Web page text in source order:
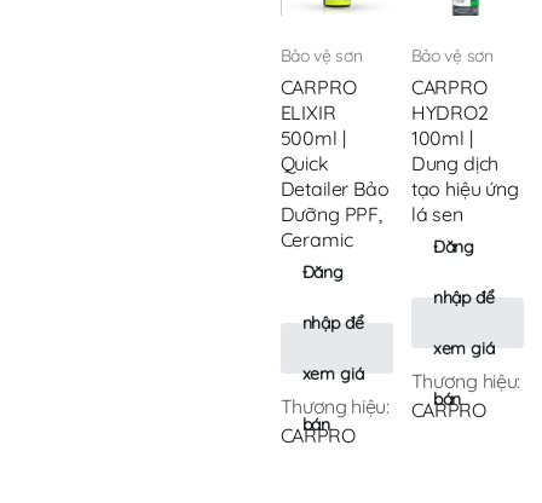
Bảo vệ sơn
CARPRO
ELIXIR
500ml |
Quick
Detailer Bảo
Dưỡng PPF,
Ceramic
Đăng
nhập để
xem giá
bán
Thương hiệu:
CARPRO
Bảo vệ sơn
CARPRO
HYDRO2
100ml |
Dung dịch
tạo hiệu ứng
lá sen
Đăng
nhập để
xem giá
bán
Thương hiệu:
CARPRO